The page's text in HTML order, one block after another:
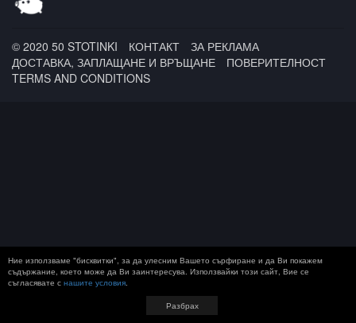
© 2020 50 STOTINKI КОНТАКТ
ЗА РЕКЛАМА
ДОСТАВКА, ЗАПЛАЩАНЕ И ВРЪЩАНЕ
ПОВЕРИТЕЛНОСТ
TERMS AND CONDITIONS
Ние използваме "бисквитки", за да улесним Вашето сърфиране и да Ви покажем
съдържание, което може да Ви заинтересува. Използвайки този сайт, Вие се
съгласявате с нашите условия.
Разбрах